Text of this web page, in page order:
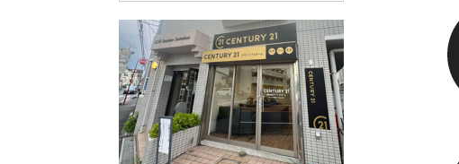
淵野辺駅
歩17分
南側道路に面しており日当たり良好。 キ
ッチンから…
第5位
3,680万円
4ＬＤＫ
橋本駅